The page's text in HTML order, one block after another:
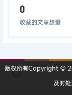
0
收藏的文章数量
版权所有Copyright ©
及时处